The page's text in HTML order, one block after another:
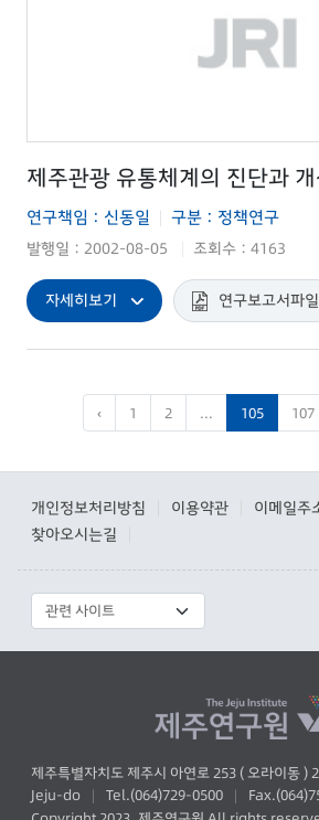
제주관광 유통체계의 진단과
연구책임 : 신동일 구분 : 정책연구
발행일 : 2002-08-05 조회수 : 4163
자세히보기 연구보고서파일
‹ 1 2 ... 105 107
개인정보처리방침 이용약관 이메일주
찾아오시는길
제주특별자치도 제주시 아연로 253 ( 오라이동
Jeju-do
| Tel.(064)729-0500 |